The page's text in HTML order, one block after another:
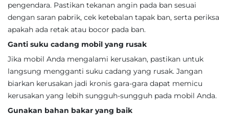
pengendara. Pastikan tekanan angin pada ban sesuai
dengan saran pabrik, cek ketebalan tapak ban, serta periksa
apakah ada retak atau bocor pada ban.
Ganti suku cadang mobil yang rusak
Jika mobil Anda mengalami kerusakan, pastikan untuk
langsung mengganti suku cadang yang rusak. Jangan
biarkan kerusakan jadi kronis gara-gara dapat memicu
kerusakan yang lebih sungguh-sungguh pada mobil Anda.
Gunakan bahan bakar yang baik